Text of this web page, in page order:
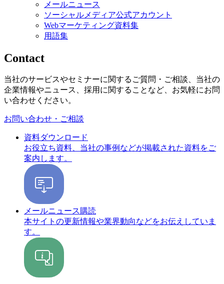
メールニュース
ソーシャルメディア公式アカウント
Webマーケティング資料集
用語集
Contact
当社のサービスやセミナーに関するご質問・ご相談、当社の
企業情報やニュース、採用に関することなど、お気軽にお問
い合わせください。
お問い合わせ・ご相談
資料ダウンロード
お役立ち資料、当社の事例などが掲載された資料をご
案内します。
メールニュース購読
本サイトの更新情報や業界動向などをお伝えしていま
す。